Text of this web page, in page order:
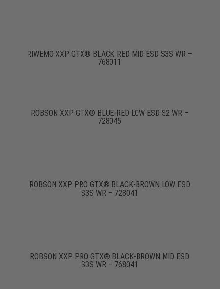
RIWEMO XXP GTX® BLACK-RED MID ESD S3S WR –
768011
ROBSON XXP GTX® BLUE-RED LOW ESD S2 WR –
728045
ROBSON XXP PRO GTX® BLACK-BROWN LOW ESD
S3S WR – 728041
ROBSON XXP PRO GTX® BLACK-BROWN MID ESD
S3S WR – 768041